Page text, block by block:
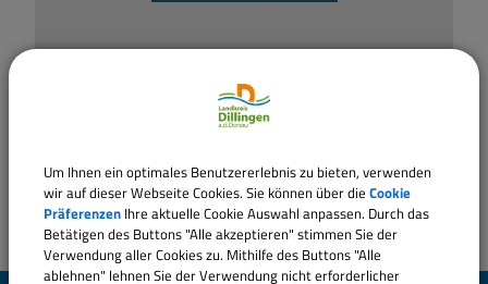
Um Ihnen ein optimales Benutzererlebnis zu bieten, verwenden
wir auf dieser Webseite Cookies. Sie können über die Cookie
Präferenzen Ihre aktuelle Cookie Auswahl anpassen. Durch das
Betätigen des Buttons "Alle akzeptieren" stimmen Sie der
Verwendung aller Cookies zu. Mithilfe des Buttons "Alle
ablehnen" lehnen Sie der Verwendung nicht erforderlicher